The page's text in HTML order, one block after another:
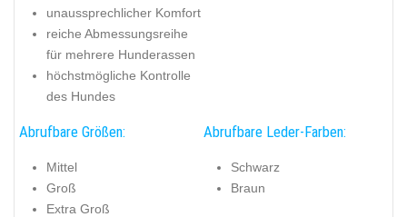
unaussprechlicher Komfort
reiche Abmessungsreihe
für mehrere Hunderassen
höchstmögliche Kontrolle
des Hundes
Abrufbare Größen:
Mittel
Groß
Extra Groß
Abrufbare Leder-Farben:
Schwarz
Braun